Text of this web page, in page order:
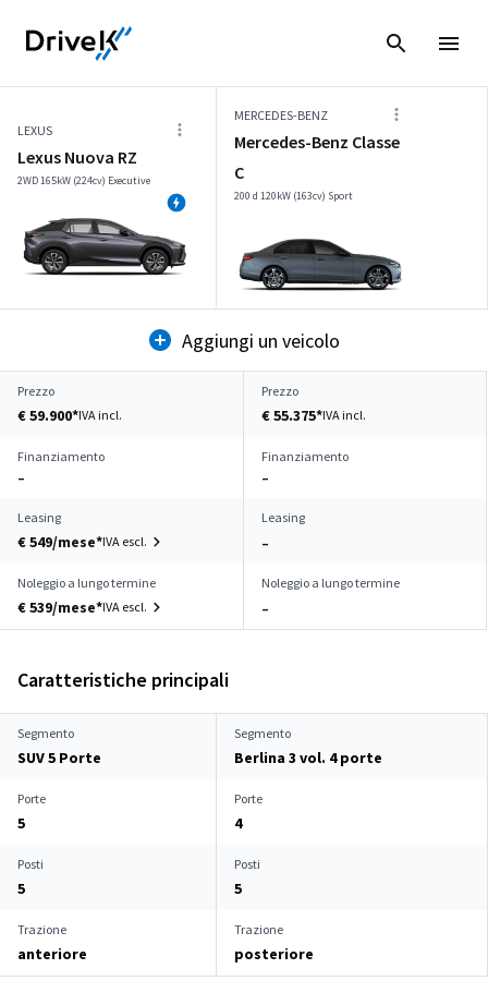
LEXUS
Lexus Nuova RZ
2WD 165kW (224cv) Executive
MERCEDES-BENZ
Mercedes-Benz Classe
C
200 d 120kW (163cv) Sport
Aggiungi un veicolo
Prezzo
€ 59.900*IVA incl.
Prezzo
€ 55.375*IVA incl.
Finanziamento
–
Finanziamento
–
Leasing
€ 549/mese*IVA escl.
Leasing
–
Noleggio a lungo termine
€ 539/mese*IVA escl.
Noleggio a lungo termine
–
Caratteristiche principali
Segmento
SUV 5 Porte
Segmento
Berlina 3 vol. 4 porte
Porte
5
Porte
4
Posti
5
Posti
5
Trazione
anteriore
Trazione
posteriore